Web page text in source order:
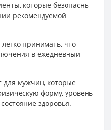
которые безопасны
рекомендуемой
принимать, что
в ежедневный
для мужчин, которые
форму, уровень
здоровья.